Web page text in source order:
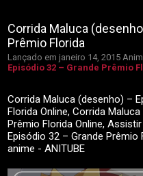
Corrida Maluca
Prêmio Florida
Lançado em janeiro 14, 2015
Episódio 32 – Grande Prêmio
Corrida Maluca (desenho) –
Florida Online, Corrida
Prêmio Florida Online,
Episódio 32 – Grande
anime - ANITUBE